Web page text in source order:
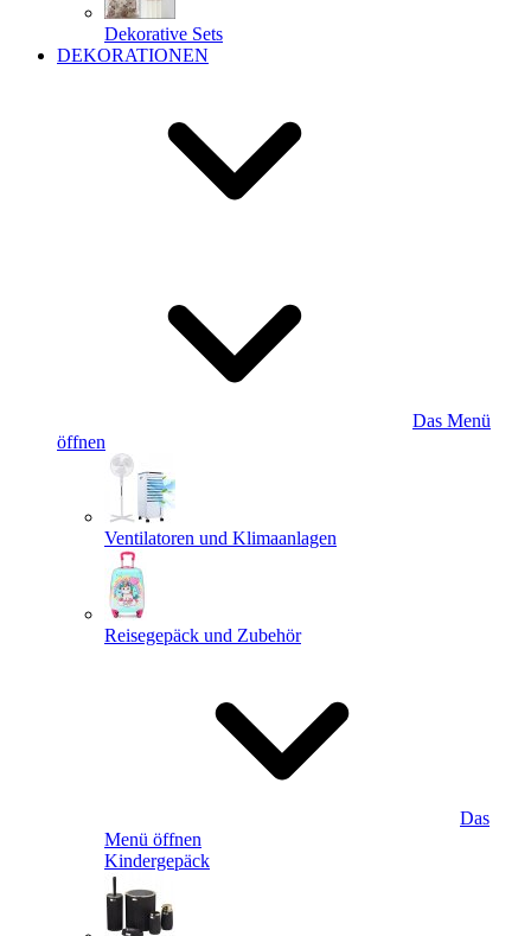
Dekorative Sets
DEKORATIONEN
Das Menü
öffnen
Ventilatoren und Klimaanlagen
Reisegepäck und Zubehör
Das
Menü öffnen
Kindergepäck